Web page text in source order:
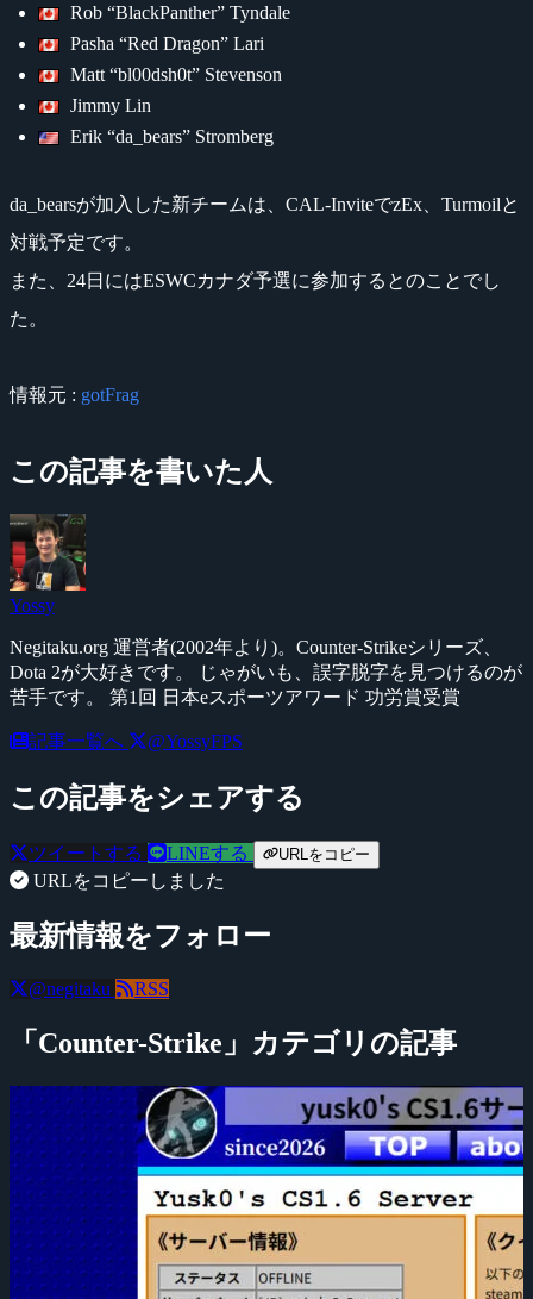
Rob “BlackPanther” Tyndale
Pasha “Red Dragon” Lari
Matt “bl00dsh0t” Stevenson
Jimmy Lin
Erik “da_bears” Stromberg
da_bearsが加入した新チームは、CAL-InviteでzEx、Turmoilと
対戦予定です。
また、24日にはESWCカナダ予選に参加するとのことでし
た。
情報元 : gotFrag
この記事を書いた人
Yossy
Negitaku.org 運営者(2002年より)。Counter-Strikeシリーズ、
Dota 2が大好きです。 じゃがいも、誤字脱字を見つけるのが
苦手です。 第1回 日本eスポーツアワード 功労賞受賞
記事一覧へ @YossyFPS
この記事をシェアする
ツイートする LINEする URLをコピー
URLをコピーしました
最新情報をフォロー
@negitaku RSS
「Counter-Strike」カテゴリの記事